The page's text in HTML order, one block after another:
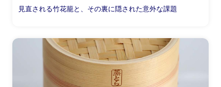
見直される竹花籠と、その裏に隠された意外な課題